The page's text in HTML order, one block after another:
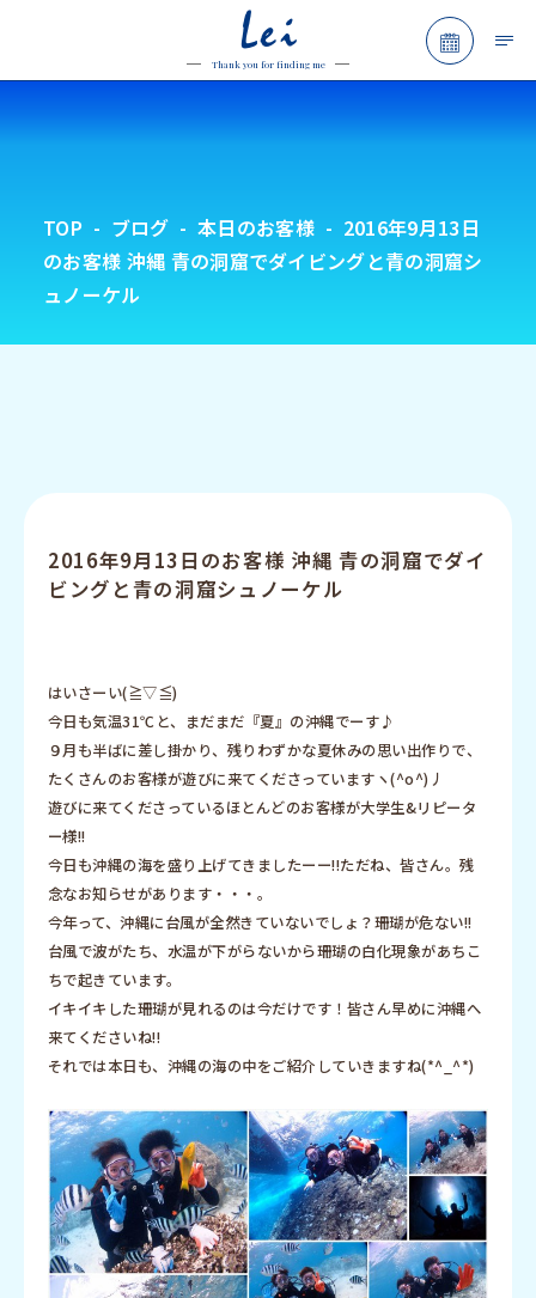
Lei
Thank you for finding me
予約フ
TOP ブログ 本日のお客様
2016年9月13日
のお客様 沖縄 青の洞窟でダイビングと青の洞窟シ
ュノーケル
2016年9月13日のお客様 沖縄 青の洞窟でダイ
ビングと青の洞窟シュノーケル
はいさーい(≧▽≦)
今日も気温31℃と、まだまだ『夏』の沖縄でーす♪
９月も半ばに差し掛かり、残りわずかな夏休みの思い出作りで、
たくさんのお客様が遊びに来てくださっていますヽ(^o^)丿
遊びに来てくださっているほとんどのお客様が大学生&リピータ
ー様!!
今日も沖縄の海を盛り上げてきましたーー!!ただね、皆さん。残
念なお知らせがあります・・・。
今年って、沖縄に台風が全然きていないでしょ？珊瑚が危ない!!
台風で波がたち、水温が下がらないから珊瑚の白化現象があちこ
ちで起きています。
イキイキした珊瑚が見れるのは今だけです！皆さん早めに沖縄へ
来てくださいね!!
それでは本日も、沖縄の海の中をご紹介していきますね(*^_^*)